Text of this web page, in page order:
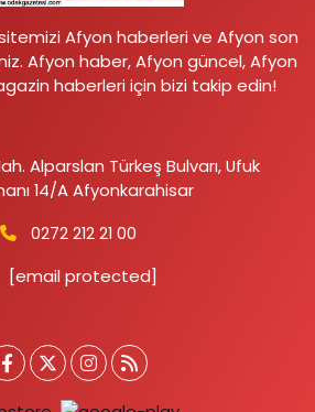
Afyon haberleri ve Afyon son
Afyon haber, Afyon güncel, Afyon
haberleri için bizi takip edin!
Alparslan Türkeş Bulvarı, Ufuk
14/A Afyonkarahisar
0272 212 21 00
[email protected]